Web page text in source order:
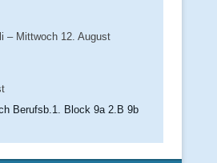
– Mittwoch 12. August
Berufsb.1. Block 9a 2.B 9b